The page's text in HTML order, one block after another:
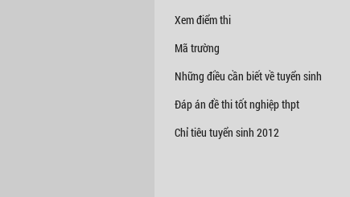
Xem điểm thi
Mã trường
Những điều cần biết về tuyển sinh
Đáp án đề thi tốt nghiệp thpt
Chỉ tiêu tuyển sinh 2012